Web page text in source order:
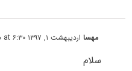
مهسااردیبهشت ۱, ۱۳۹۷ at ۶:۳۰ ب٫ظ
سلام